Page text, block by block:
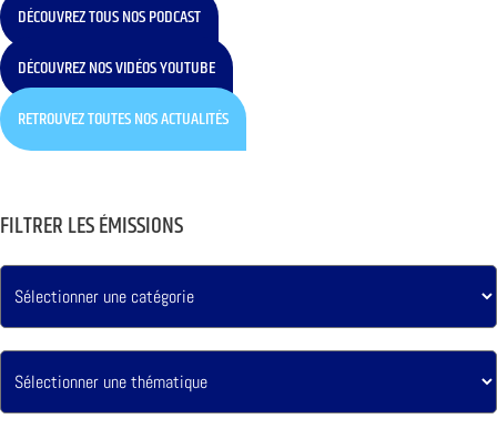
DÉCOUVREZ TOUS NOS PODCAST
DÉCOUVREZ NOS VIDÉOS YOUTUBE
RETROUVEZ TOUTES NOS ACTUALITÉS
FILTRER LES ÉMISSIONS